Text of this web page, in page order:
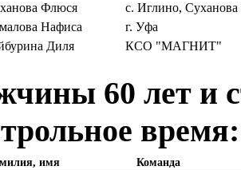
Флюся
с. Иглино,
Нафиса
г. Уфа
Диля КСО "МАГНИТ"
60 лет и
имя Команда